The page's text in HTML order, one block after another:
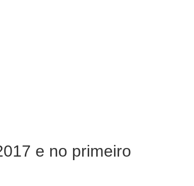
e no primeiro